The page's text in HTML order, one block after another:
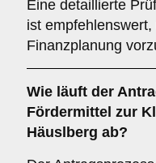
Eine detaillierte
ist
Finanzplanung
Wie läuft der
Fördermittel zur
Häuslberg ab?